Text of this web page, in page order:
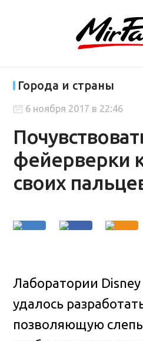
Города и страны
фейерверки
своих
6 ноября 2017 в 22:46
Лаборатории Disney
удалось
позволяющую